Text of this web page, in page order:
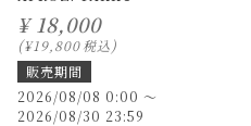
¥ 18,000
¥19,800税込
販売期間
2026/08/08 0:00 〜
2026/08/30 23:59